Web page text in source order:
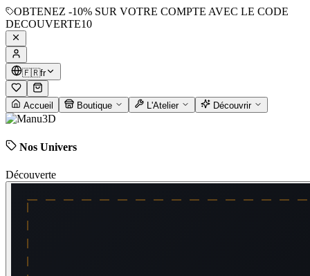
OBTENEZ -10% SUR VOTRE COMPTE AVEC LE CODE
DECOUVERTE10
🇫🇷fr
Accueil Boutique L'Atelier Découvrir
Nos Univers
Découverte